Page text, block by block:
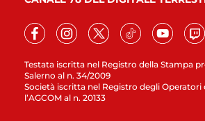
Testata iscritta nel Registro della Stampa
Salerno al n. 34/2009
Società iscritta nel Registro degli
l’AGCOM al n. 20133